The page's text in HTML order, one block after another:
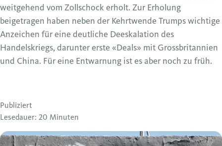
weitgehend vom Zollschock erholt. Zur Erholung
beigetragen haben neben der Kehrtwende Trumps wichtige
Anzeichen für eine deutliche Deeskalation des
Handelskriegs, darunter erste «Deals» mit Grossbritannien
und China. Für eine Entwarnung ist es aber noch zu früh.
Publiziert
Lesedauer: 20 Minuten